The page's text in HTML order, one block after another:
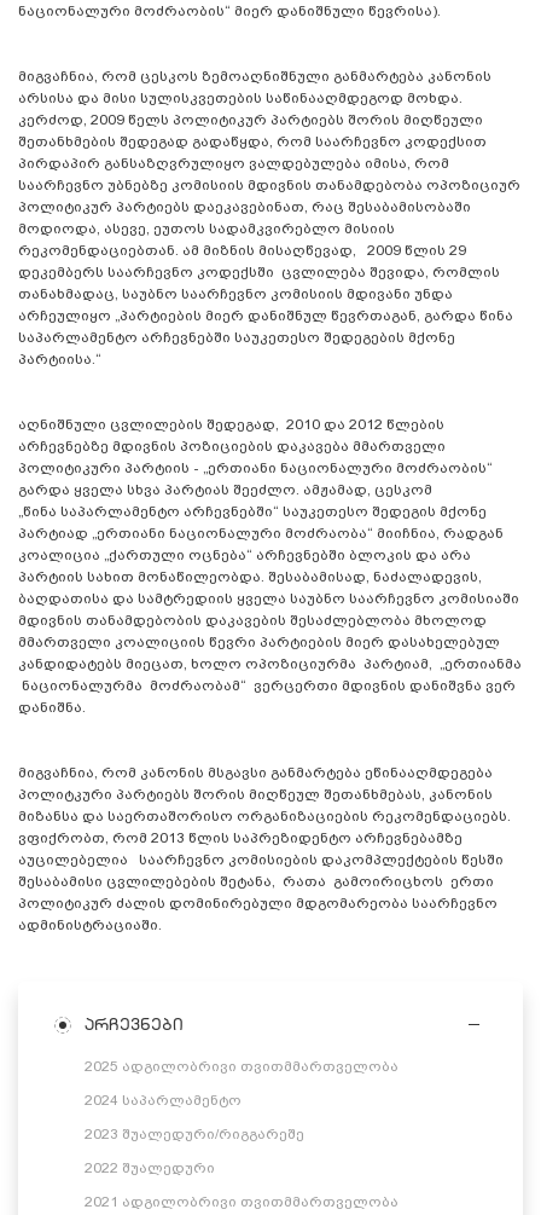
ნაციონალური მოძრაობის“ მიერ დანიშნული წევრისა).
მიგვაჩნია, რომ ცესკოს ზემოაღნიშნული განმარტება კანონის
არსისა და მისი სულისკვეთების საწინააღმდეგოდ მოხდა.
კერძოდ, 2009 წელს პოლიტიკურ პარტიებს შორის მიღწეული
შეთანხმების შედეგად გადაწყდა, რომ საარჩევნო კოდექსით
პირდაპირ განსაზღვრულიყო ვალდებულება იმისა, რომ
საარჩევნო უბნებზე კომისიის მდივნის თანამდებობა ოპოზიციურ
პოლიტიკურ პარტიებს დაეკავებინათ, რაც შესაბამისობაში
მოდიოდა, ასევე, ეუთოს სადამკვირებლო მისიის
რეკომენდაციებთან. ამ მიზნის მისაღწევად, 2009 წლის 29
დეკემბერს საარჩევნო კოდექსში ცვლილება შევიდა, რომლის
თანახმადაც, საუბნო საარჩევნო კომისიის მდივანი უნდა
არჩეულიყო „პარტიების მიერ დანიშნულ წევრთაგან, გარდა წინა
საპარლამენტო არჩევნებში საუკეთესო შედეგების მქონე
პარტიისა.“
აღნიშნული ცვლილების შედეგად, 2010 და 2012 წლების
არჩევნებზე მდივნის პოზიციების დაკავება მმართველი
პოლიტიკური პარტიის - „ერთიანი ნაციონალური მოძრაობის“
გარდა ყველა სხვა პარტიას შეეძლო. ამჟამად, ცესკომ
„წინა საპარლამენტო არჩევნებში“ საუკეთესო შედეგის მქონე
პარტიად „ერთიანი ნაციონალური მოძრაობა“ მიიჩნია, რადგან
კოალიცია „ქართული ოცნება“ არჩევნებში ბლოკის და არა
პარტიის სახით მონაწილეობდა. შესაბამისად, ნაძალადევის,
ბაღდათისა და სამტრედიის ყველა საუბნო საარჩევნო კომისიაში
მდივნის თანამდებობის დაკავების შესაძლებლობა მხოლოდ
მმართველი კოალიციის წევრი პარტიების მიერ დასახელებულ
კანდიდატებს მიეცათ, ხოლო ოპოზიციურმა პარტიამ, „ერთიანმა
ნაციონალურმა მოძრაობამ“ ვერცერთი მდივნის დანიშვნა ვერ
დანიშნა.
მიგვაჩნია, რომ კანონის მსგავსი განმარტება ეწინააღმდეგება
პოლიტკური პარტიებს შორის მიღწეულ შეთანხმებას, კანონის
მიზანსა და საერთაშორისო ორგანიზაციების რეკომენდაციებს.
ვფიქრობთ, რომ 2013 წლის საპრეზიდენტო არჩევნებამზე
აუცილებელია საარჩევნო კომისიების დაკომპლექტების წესში
შესაბამისი ცვლილებების შეტანა, რათა გამოირიცხოს ერთი
პოლიტიკურ ძალის დომინირებული მდგომარეობა საარჩევნო
ადმინისტრაციაში.
არჩევნები
2025 ადგილობრივი თვითმმართველობა
2024 საპარლამენტო
2023 შუალედური/რიგგარეშე
2022 შუალედური
2021 ადგილობრივი თვითმმართველობა